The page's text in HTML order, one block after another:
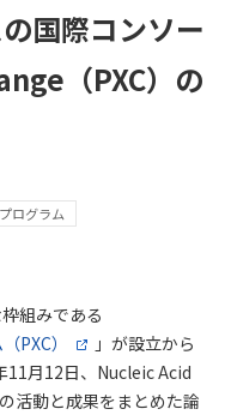
国際コンソー
（PXC）の
ログラム
組みである
PXC）
」が設立から
11月12日、Nucleic Acid
活動と成果をまとめた論